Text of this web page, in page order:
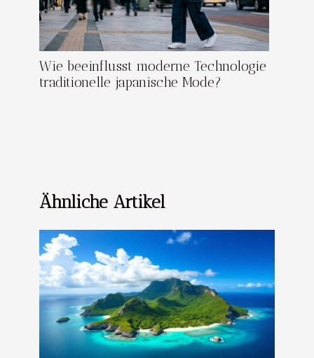
Wie beeinflusst moderne Technologie
traditionelle japanische Mode?
Ähnliche Artikel